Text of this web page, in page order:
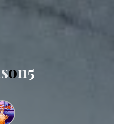
son5